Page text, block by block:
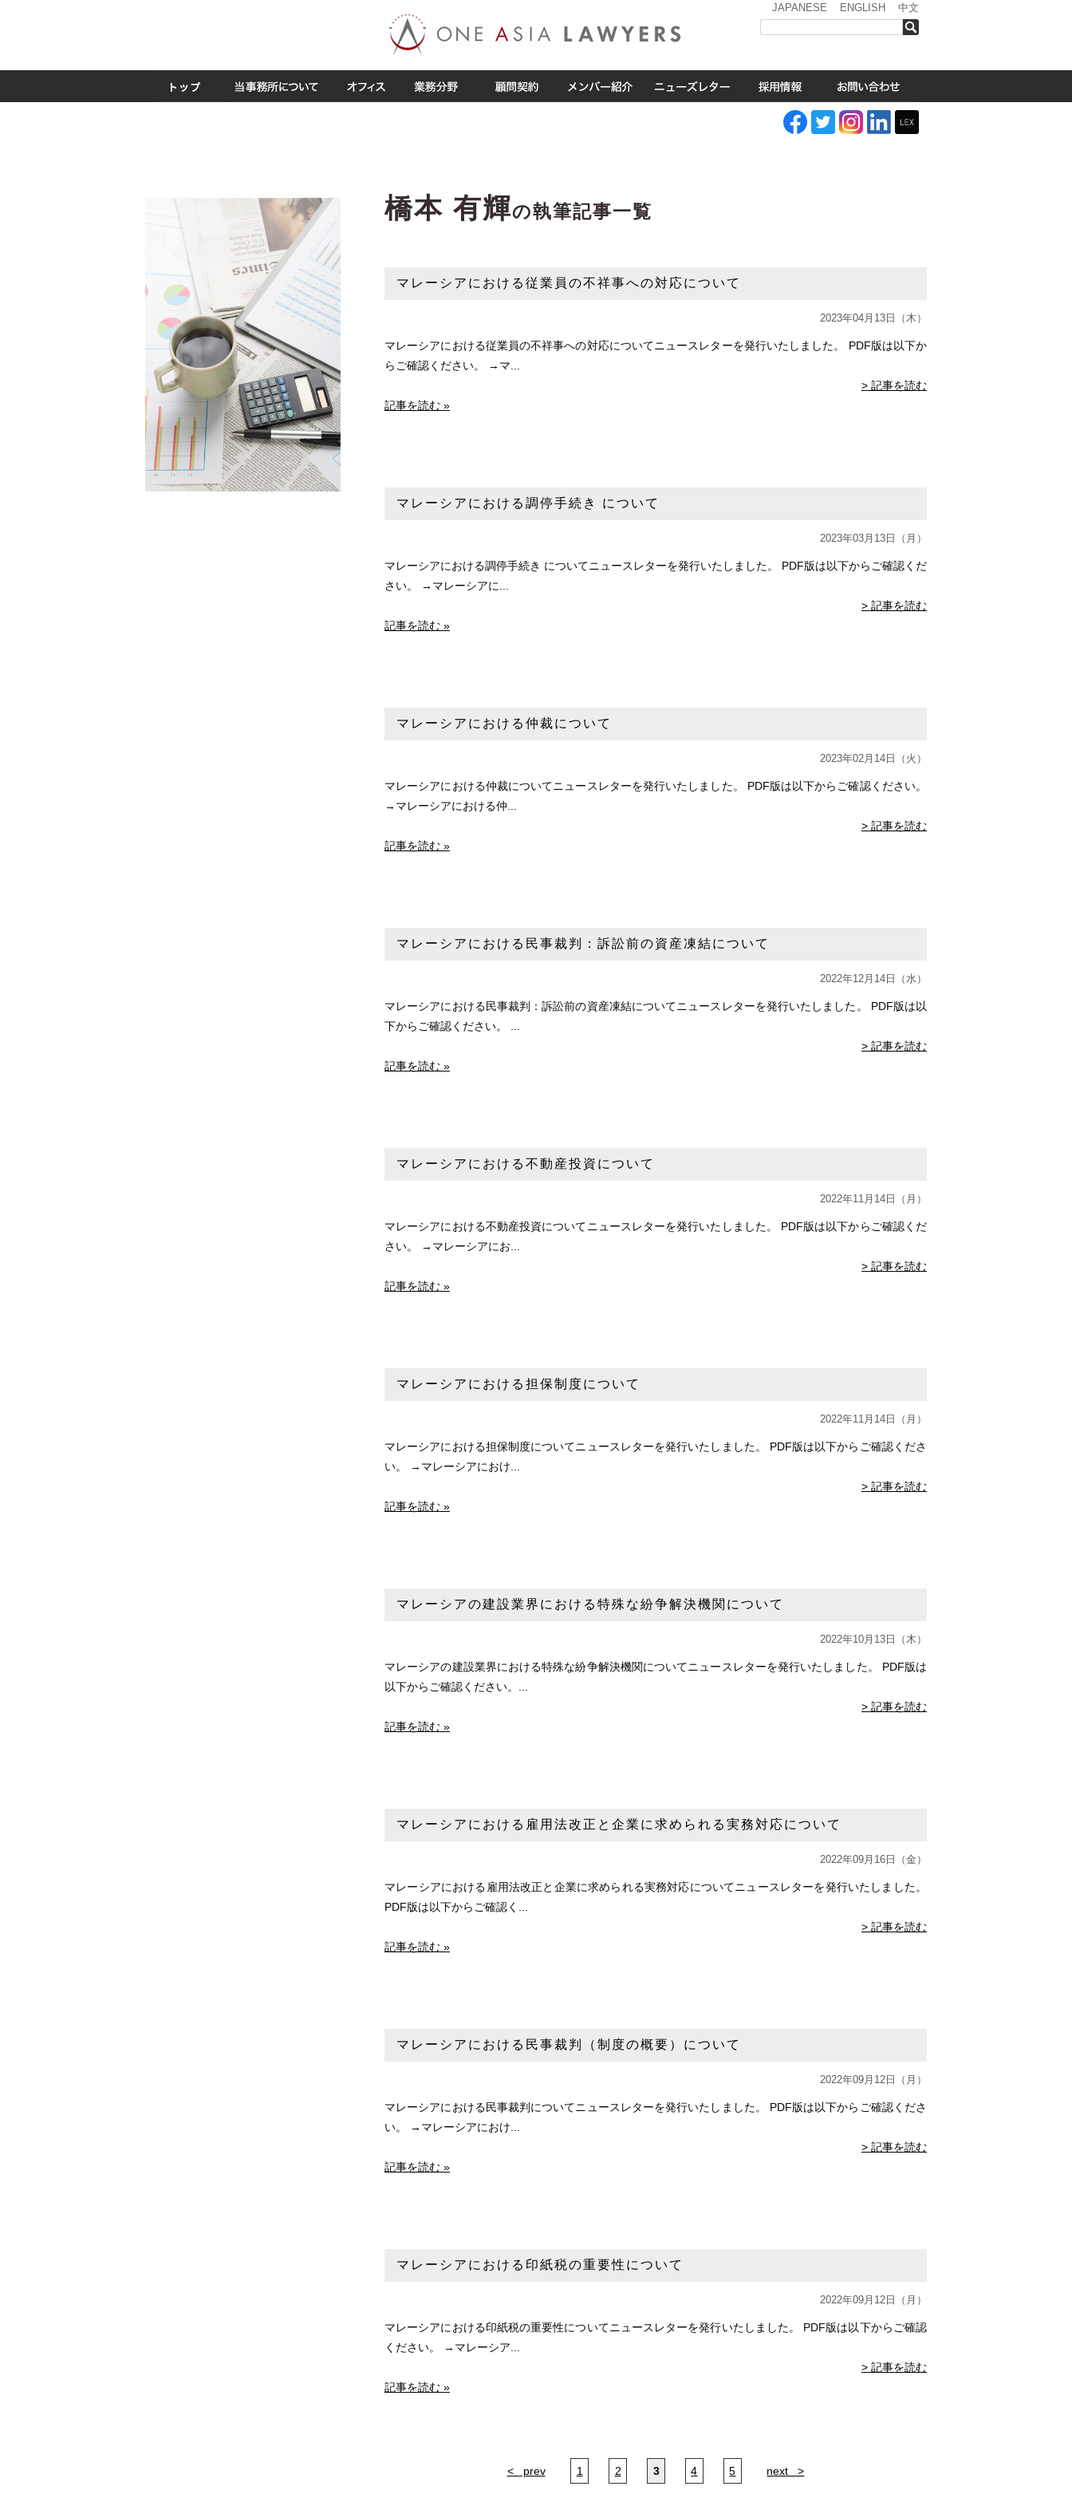
JAPANESE ENGLISH 中文
橋本 有輝の執筆記事一覧
マレーシアにおける従業員の不祥事への対応について
2023年04月13日（木）
マレーシアにおける従業員の不祥事への対応についてニュースレターを発行いたしました。 PDF版は以下か
らご確認ください。 →マ...
> 記事を読む
記事を読む »
マレーシアにおける調停手続き について
2023年03月13日（月）
マレーシアにおける調停手続き についてニュースレターを発行いたしました。 PDF版は以下からご確認くだ
さい。 →マレーシアに...
> 記事を読む
記事を読む »
マレーシアにおける仲裁について
2023年02月14日（火）
マレーシアにおける仲裁についてニュースレターを発行いたしました。 PDF版は以下からご確認ください。
→マレーシアにおける仲...
> 記事を読む
記事を読む »
マレーシアにおける民事裁判：訴訟前の資産凍結について
2022年12月14日（水）
マレーシアにおける民事裁判：訴訟前の資産凍結についてニュースレターを発行いたしました。 PDF版は以
下からご確認ください。 ...
> 記事を読む
記事を読む »
マレーシアにおける不動産投資について
2022年11月14日（月）
マレーシアにおける不動産投資についてニュースレターを発行いたしました。 PDF版は以下からご確認くだ
さい。 →マレーシアにお...
> 記事を読む
記事を読む »
マレーシアにおける担保制度について
2022年11月14日（月）
マレーシアにおける担保制度についてニュースレターを発行いたしました。 PDF版は以下からご確認くださ
い。 →マレーシアにおけ...
> 記事を読む
記事を読む »
マレーシアの建設業界における特殊な紛争解決機関について
2022年10月13日（木）
マレーシアの建設業界における特殊な紛争解決機関についてニュースレターを発行いたしました。 PDF版は
以下からご確認ください。...
> 記事を読む
記事を読む »
マレーシアにおける雇用法改正と企業に求められる実務対応について
2022年09月16日（金）
マレーシアにおける雇用法改正と企業に求められる実務対応についてニュースレターを発行いたしました。
PDF版は以下からご確認く...
> 記事を読む
記事を読む »
マレーシアにおける民事裁判（制度の概要）について
2022年09月12日（月）
マレーシアにおける民事裁判についてニュースレターを発行いたしました。 PDF版は以下からご確認くださ
い。 →マレーシアにおけ...
> 記事を読む
記事を読む »
マレーシアにおける印紙税の重要性について
2022年09月12日（月）
マレーシアにおける印紙税の重要性についてニュースレターを発行いたしました。 PDF版は以下からご確認
ください。 →マレーシア...
> 記事を読む
記事を読む »
< prev 1 2 3 4 5 next >